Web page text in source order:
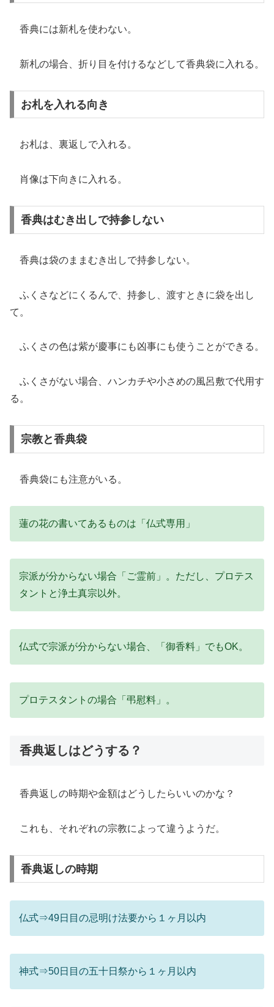
香典には新札を使わない。
新札の場合、折り目を付けるなどして香典袋に入れる。
お札を入れる向き
お札は、裏返しで入れる。
肖像は下向きに入れる。
香典はむき出しで持参しない
香典は袋のままむき出しで持参しない。
ふくさなどにくるんで、持参し、渡すときに袋を出し
て。
ふくさの色は紫が慶事にも凶事にも使うことができる。
ふくさがない場合、ハンカチや小さめの風呂敷で代用す
る。
宗教と香典袋
香典袋にも注意がいる。
蓮の花の書いてあるものは「仏式専用」
宗派が分からない場合「ご霊前」。ただし、プロテス
タントと浄土真宗以外。
仏式で宗派が分からない場合、「御香料」でもOK。
プロテスタントの場合「弔慰料」。
香典返しはどうする？
香典返しの時期や金額はどうしたらいいのかな？
これも、それぞれの宗教によって違うようだ。
香典返しの時期
仏式⇒49日目の忌明け法要から１ヶ月以内
神式⇒50日目の五十日祭から１ヶ月以内